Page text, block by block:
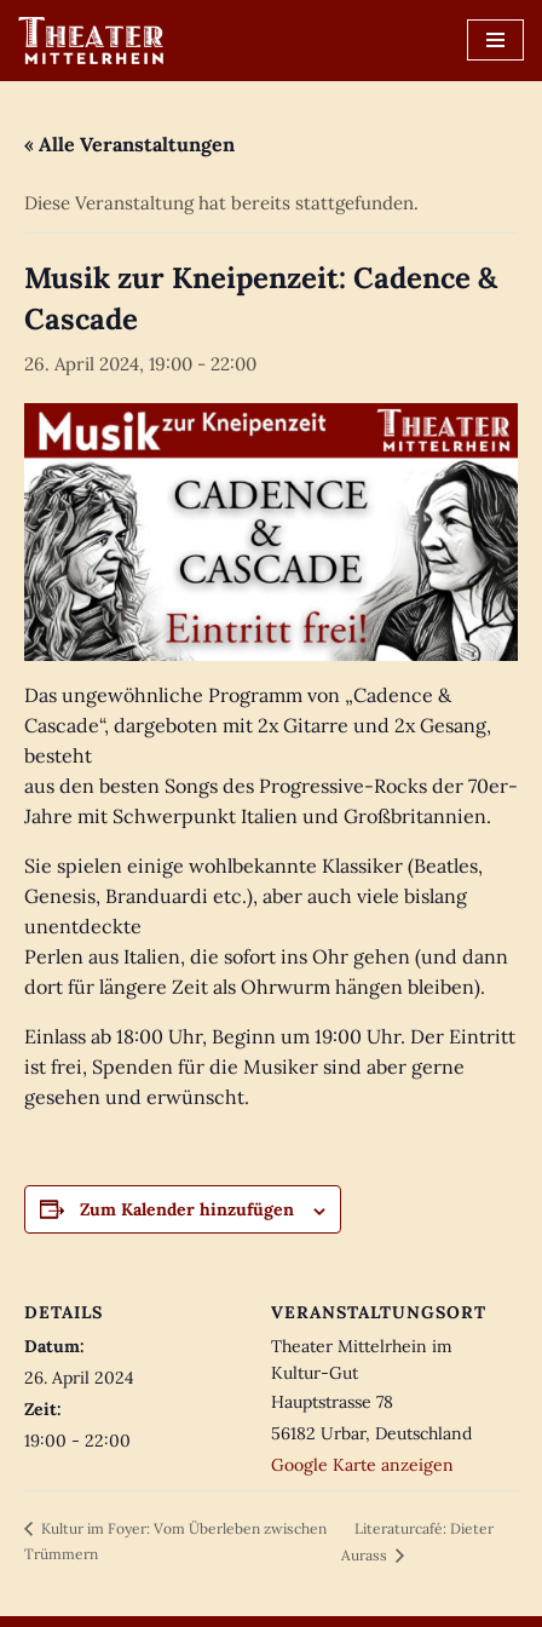
Zum
« Alle Veranstaltungen
Diese Veranstaltung hat bereits stattgefunden.
Musik zur Kneipenzeit: Cadence &
Cascade
26. April 2024, 19:00 - 22:00
Das ungewöhnliche Programm von „Cadence &
Cascade“, dargeboten mit 2x Gitarre und 2x Gesang,
besteht
aus den besten Songs des Progressive-Rocks der 70er-
Jahre mit Schwerpunkt Italien und Großbritannien.
Sie spielen einige wohlbekannte Klassiker (Beatles,
Genesis, Branduardi etc.), aber auch viele bislang
unentdeckte
Perlen aus Italien, die sofort ins Ohr gehen (und dann
dort für längere Zeit als Ohrwurm hängen bleiben).
Einlass ab 18:00 Uhr, Beginn um 19:00 Uhr. Der Eintritt
ist frei, Spenden für die Musiker sind aber gerne
gesehen und erwünscht.
Zum Kalender hinzufügen
DETAILS
Datum:
26. April 2024
Zeit:
19:00 - 22:00
VERANSTALTUNGSORT
Theater Mittelrhein im
Kultur-Gut
Hauptstrasse 78
56182 Urbar, Deutschland
Google Karte anzeigen
Kultur im Foyer: Vom Überleben zwischen
Trümmern
Literaturcafé: Dieter
Aurass